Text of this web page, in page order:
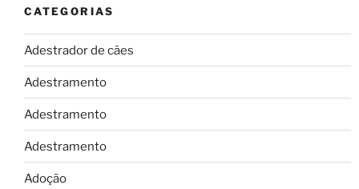
CATEGORIAS
Adestrador de cães
Adestramento
Adestramento
Adestramento
Adoção